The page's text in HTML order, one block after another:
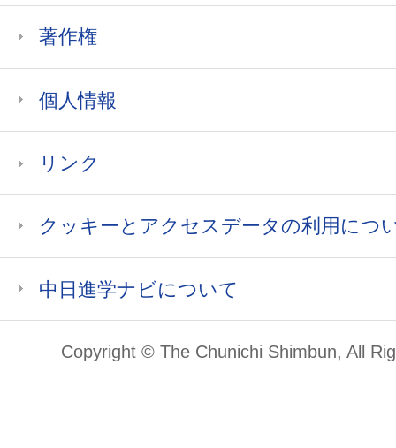
著作権
個人情報
リンク
クッキーとアクセスデータの利用につ
中日進学ナビについて
Copyright © The Chunichi Shimbun, All